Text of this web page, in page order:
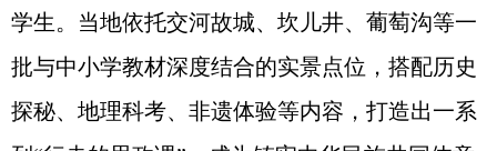
学生。当地依托交河故城、坎儿井、葡萄沟等一
批与中小学教材深度结合的实景点位，搭配历史
探秘、地理科考、非遗体验等内容，打造出一系